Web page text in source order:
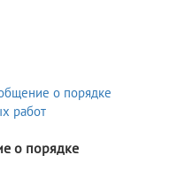
о порядке